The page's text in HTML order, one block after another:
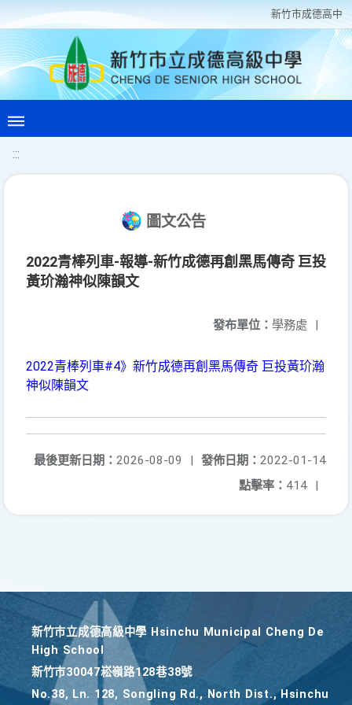
新竹巿成德高中
:::
圖文公告
2022青棒列車-報導-新竹成德再創黑馬傳奇 巨投
黃玠瀚神似陳韻文
發布單位： 學務處 |
2022青棒列車#4》新竹成德再創黑馬傳奇 巨投黃玠瀚
神似陳韻文
發佈日期： 2022-01-14
最後更新日期： 2026-08-09
|
點擊率： 414 |
新竹巿立成德高級中學 Hsinchu Municipal Cheng De
High School
新竹巿30047崧嶺路128巷38號
No.38, Ln. 128, Songling Rd., North Dist., Hsinchu